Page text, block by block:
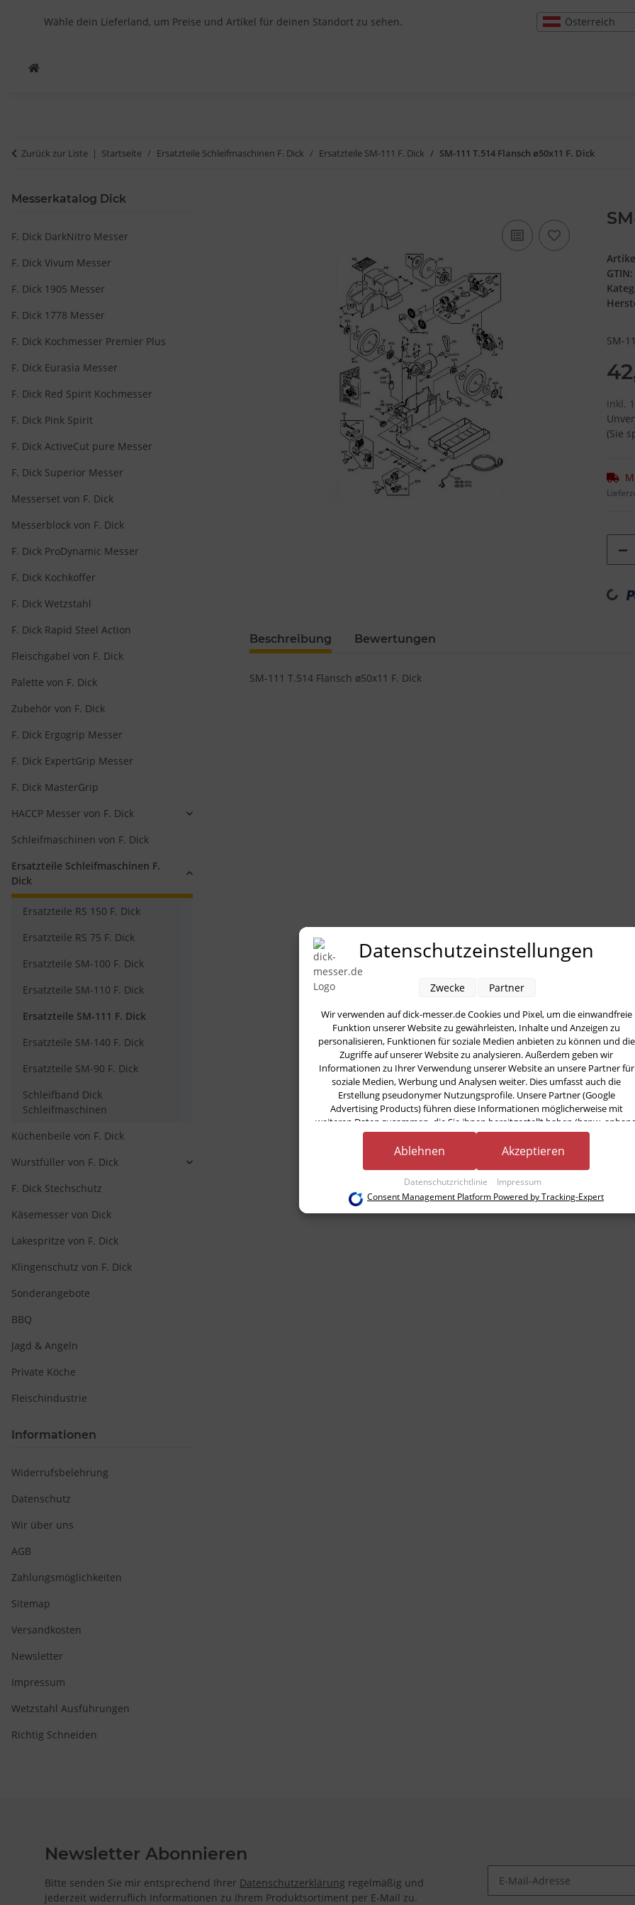
Datenschutzeinstellungen
Wir verwenden auf dick-messer.de Cookies und Pixel, um die einwandfreie
Funktion unserer Website zu gewährleisten, Inhalte und Anzeigen zu
personalisieren, Funktionen für soziale Medien anbieten zu können und die
Zugriffe auf unserer Website zu analysieren. Außerdem geben wir
Informationen zu Ihrer Verwendung unserer Website an unsere Partner für
soziale Medien, Werbung und Analysen weiter. Dies umfasst auch die
Erstellung pseudonymer Nutzungsprofile. Unsere Partner (Google
Advertising Products) führen diese Informationen möglicherweise mit
weiteren Daten zusammen, die Sie ihnen bereitgestellt haben (bspw.
eines persönlichen Accounts) oder welche sie im Rahmen Ihrer Nutzung der
Dienste gesammelt haben (bspw. Nutzungsdaten anderer Geräte). Ihre
Einwilligung zur Nutzung von Cookies und Pixeln können Sie jederzeit
dort die entsprechenden Anpassungen vornehmen.
Datenschutzrichtlinie Impressum
Zwecke Partner
Ablehnen Akzeptieren
Consent Management Platform Powered by Tracking-Expert
Wähle dein Lieferland, um Preise und Artikel für deinen Standort zu sehen. Österreich
Zurück zur Liste Startseite Ersatzteile Schleifmaschinen F. Dick Ersatzteile SM-111 F. Dick SM-111 T.514 Flansch ø50x11 F. Dick
GTIN:
SM-
inkl.
(Sie
Loading...
Beschreibung Bewertungen
SM-111 T.514 Flansch ø50x11 F. Dick
Messerkatalog Dick
F. Dick DarkNitro Messer
F. Dick Vivum Messer
F. Dick 1905 Messer
F. Dick 1778 Messer
F. Dick Kochmesser Premier Plus
F. Dick Eurasia Messer
F. Dick Red Spirit Kochmesser
F. Dick Pink Spirit
F. Dick ActiveCut pure Messer
F. Dick Superior Messer
Messerset von F. Dick
Messerblock von F. Dick
F. Dick ProDynamic Messer
F. Dick Kochkoffer
F. Dick Wetzstahl
F. Dick Rapid Steel Action
Fleischgabel von F. Dick
Palette von F. Dick
Zubehör von F. Dick
F. Dick Ergogrip Messer
F. Dick ExpertGrip Messer
F. Dick MasterGrip
HACCP Messer von F. Dick
Schleifmaschinen von F. Dick
Ersatzteile Schleifmaschinen F.
Dick
Ersatzteile RS 150 F. Dick
Ersatzteile RS 75 F. Dick
Ersatzteile SM-100 F. Dick
Ersatzteile SM-110 F. Dick
Ersatzteile SM-111 F. Dick
Ersatzteile SM-140 F. Dick
Ersatzteile SM-90 F. Dick
Schleifband Dick
Schleifmaschinen
Küchenbeile von F. Dick
Wurstfüller von F. Dick
F. Dick Stechschutz
Käsemesser von Dick
Lakespritze von F. Dick
Klingenschutz von F. Dick
Sonderangebote
BBQ
Jagd & Angeln
Private Köche
Fleischindustrie
Informationen
Widerrufsbelehrung
Datenschutz
Wir über uns
AGB
Zahlungsmöglichkeiten
Sitemap
Versandkosten
Newsletter
Impressum
Wetzstahl Ausführungen
Richtig Schneiden
Newsletter Abonnieren
Bitte senden Sie mir entsprechend Ihrer Datenschutzerklärung regelmäßig und
jederzeit widerruflich Informationen zu Ihrem Produktsortiment per E-Mail zu.